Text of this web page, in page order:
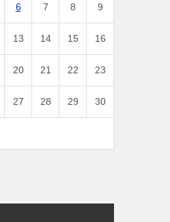
6 7 8 9
13 14 15 16
20 21 22 23
27 28 29 30